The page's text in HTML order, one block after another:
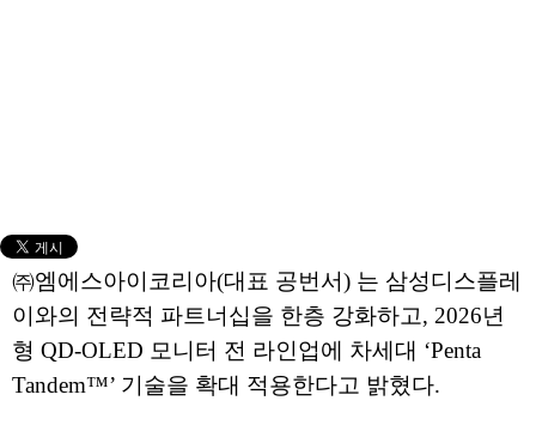
㈜엠에스아이코리아(대표 공번서) 는 삼성디스플레
이와의 전략적 파트너십을 한층 강화하고, 2026년
형 QD-OLED 모니터 전 라인업에 차세대 ‘Penta
Tandem™’ 기술을 확대 적용한다고 밝혔다.